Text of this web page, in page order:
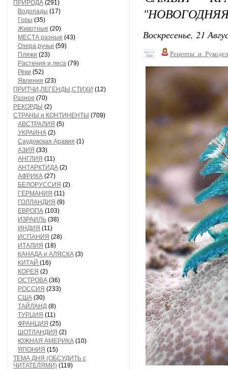
ПРИРОДА (291)
Водопады (17)
Горы (35)
Животные (20)
МЕСТА разные (43)
Озера,ручьи (59)
Пляжи (23)
Растения и леса (79)
Реки (52)
Явления (23)
ПРИТЧИ,ЛЕГЕНДЫ,СТИХИ (12)
Разное (70)
РЕКОРДЫ (2)
СТРАНЫ и КОНТИНЕНТЫ (709)
АВСТРАЛИЯ (5)
УКРАИНА (2)
Саудовская Аравия (1)
АЗИЯ (33)
АНГЛИЯ (11)
АНТАРКТИДА (2)
АФРИКА (27)
БЕЛОРУССИЯ (2)
ГЕРМАНИЯ (11)
ГОЛЛАНДИЯ (9)
ЕВРОПА (103)
ИЗРАИЛЬ (38)
ИНДИЯ (11)
ИСПАНИЯ (28)
ИТАЛИЯ (18)
КАНАДА и АЛЯСКА (3)
КИТАЙ (16)
КОРЕЯ (2)
ОСТРОВА (36)
РОССИЯ (233)
США (30)
ТАЙЛАНД (8)
ТУРЦИЯ (11)
ФРАНЦИЯ (25)
ШОТЛАНДИЯ (2)
ЮЖНАЯ АМЕРИКА (10)
ЯПОНИЯ (15)
ТЕМА ДНЯ (ОБСУДИТЬ с
ЧИТАТЕЛЯМИ) (119)
Воскресенье, 21